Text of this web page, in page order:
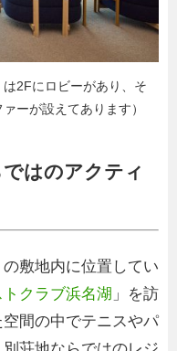
は2Fにロビーがあり、そ
ーが設えてあります）
はのアクティ
敷地内に位置してい
クラブ浜名湖 」を訪
間の中でテニスやパ